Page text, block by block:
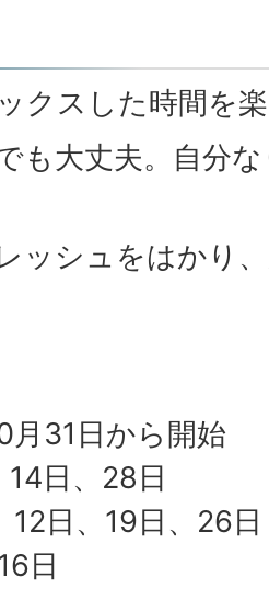
クスした時間を
も大丈夫。自分
ッシュをはかり
月31日から開始
14日、28日
12日、19日、26日
日